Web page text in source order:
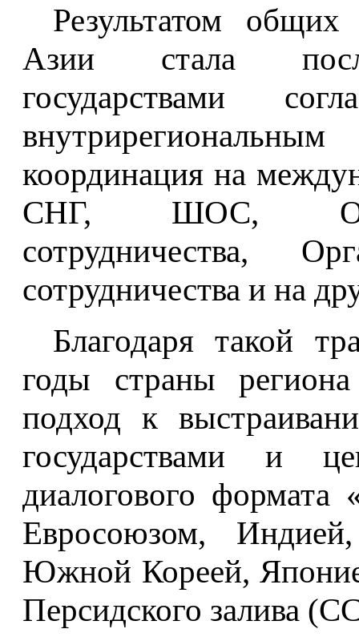
Результатом
Азии стала
государствами
координация на
СНГ, ШОС,
сотрудничества,
сотрудничества и на
Благодаря такой
годы страны
подход к
государствами и
диалогового
Евросоюзом,
Южной Кореей,
Персидского залива